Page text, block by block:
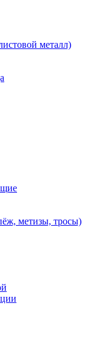
металл)
метизы, тросы)